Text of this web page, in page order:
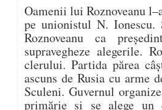
Oamenii lui Roznoveanu
pe unionistul N.
Roznoveanu ca
supravegheze alegerile.
clerului. Partida părea
ascuns de Rusia cu arme
Sculeni. Guvernul
primărie şi se alege un